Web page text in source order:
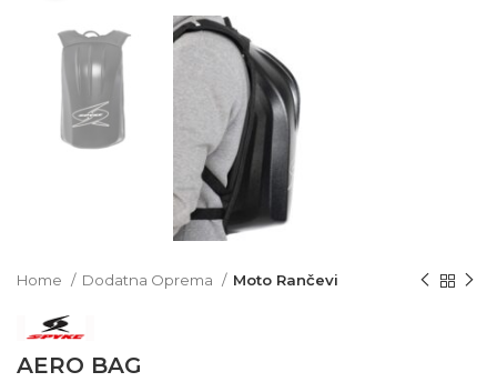
Home Dodatna Oprema Moto Rančevi
AERO BAG